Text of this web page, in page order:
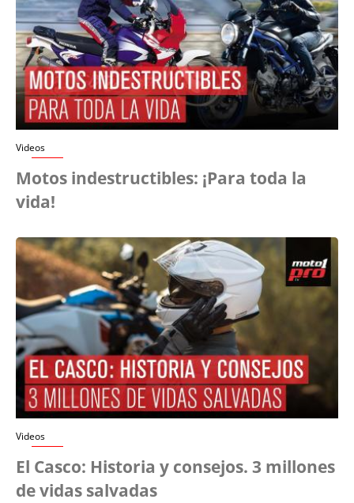
Videos
Motos indestructibles: ¡Para toda la
vida!
Videos
El Casco: Historia y consejos. 3 millones
de vidas salvadas